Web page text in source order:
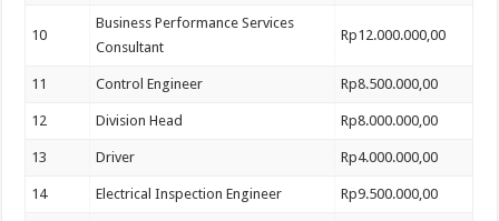
10
Business Performance Services
Consultant
Rp12.000.000,00
11 Control Engineer Rp8.500.000,00
12 Division Head Rp8.000.000,00
13 Driver Rp4.000.000,00
14 Electrical Inspection Engineer Rp9.500.000,00